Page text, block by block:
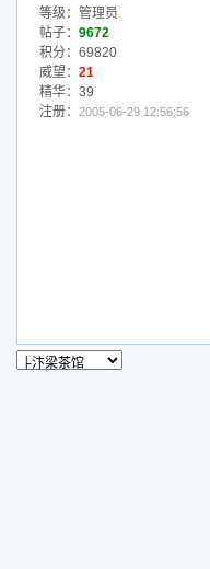
等级：管理员
帖子： 9672
积分：69820
威望： 21
精华：39
注册： 2005-06-29 12:56:56